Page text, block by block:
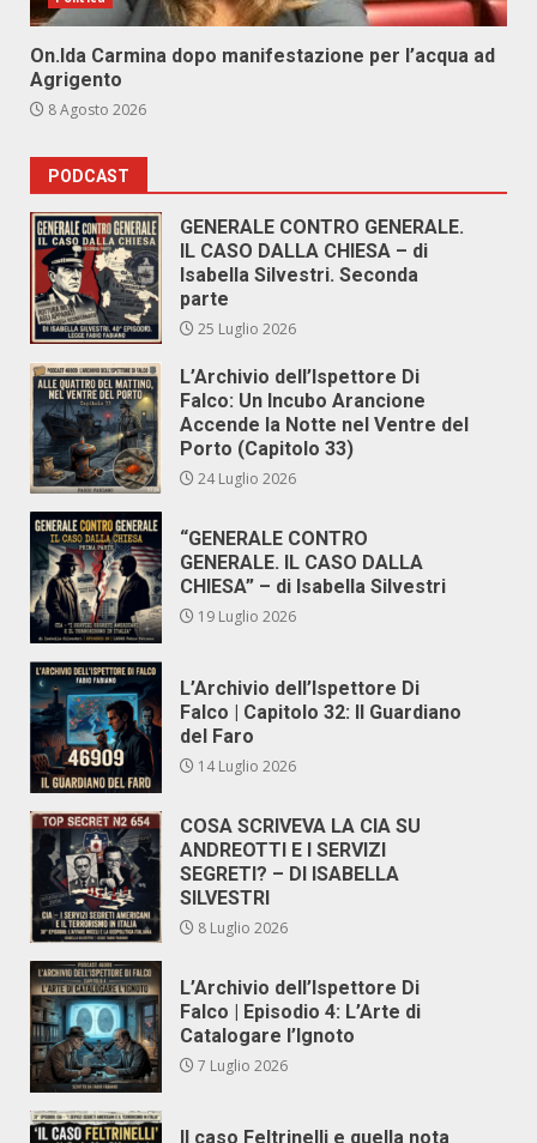
On.Ida Carmina dopo manifestazione per l’acqua ad
Agrigento
8 Agosto 2026
PODCAST
GENERALE CONTRO GENERALE.
IL CASO DALLA CHIESA – di
Isabella Silvestri. Seconda
parte
25 Luglio 2026
L’Archivio dell’Ispettore Di
Falco: Un Incubo Arancione
Accende la Notte nel Ventre del
Porto (Capitolo 33)
24 Luglio 2026
“GENERALE CONTRO
GENERALE. IL CASO DALLA
CHIESA” – di Isabella Silvestri
19 Luglio 2026
L’Archivio dell’Ispettore Di
Falco | Capitolo 32: Il Guardiano
del Faro
14 Luglio 2026
COSA SCRIVEVA LA CIA SU
ANDREOTTI E I SERVIZI
SEGRETI? – DI ISABELLA
SILVESTRI
8 Luglio 2026
L’Archivio dell’Ispettore Di
Falco | Episodio 4: L’Arte di
Catalogare l’Ignoto
7 Luglio 2026
Il caso Feltrinelli e quella nota